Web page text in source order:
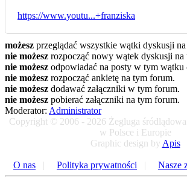
https://www.youtu...+franziska
możesz przeglądać wszystkie wątki dyskusji
nie możesz rozpocząć nowy wątek dyskusji na
nie możesz odpowiadać na posty w tym wątku
nie możesz rozpocząć ankietę na tym forum.
nie możesz dodawać załączniki w tym forum.
nie możesz pobierać załączniki na tym forum.
Moderator: Administrator
Copyright © 2006 - 2026 Żegluga
w Polsce i Europie
Graphic design by Apis
O nas | Polityka prywatności | Nasze